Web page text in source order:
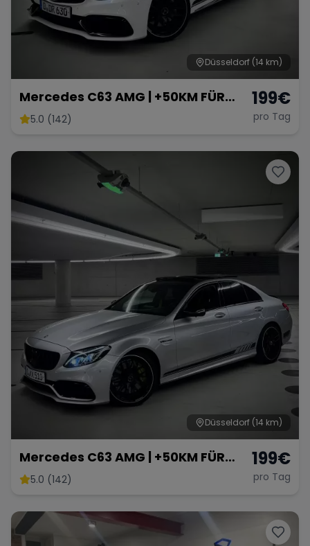
Düsseldorf (14 km)
Mercedes C63 AMG | +50KM FÜR
NEUKUNDEN
5.0 (142)
199€
pro Tag
Düsseldorf (14 km)
Mercedes C63 AMG | +50KM FÜR
NEUKUNDEN
5.0 (142)
199€
pro Tag